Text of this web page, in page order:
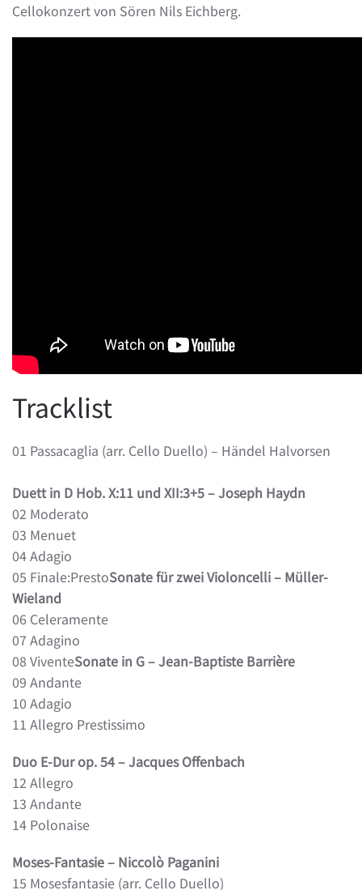
Cellokonzert von Sören Nils Eichberg.
Tracklist
01 Passacaglia (arr. Cello Duello) – Händel Halvorsen
Duett in D Hob. X:11 und XII:3+5 – Joseph Haydn
02 Moderato
03 Menuet
04 Adagio
05 Finale:PrestoSonate für zwei Violoncelli – Müller-
Wieland
06 Celeramente
07 Adagino
08 ViventeSonate in G – Jean-Baptiste Barrière
09 Andante
10 Adagio
11 Allegro Prestissimo
Duo E-Dur op. 54 – Jacques Offenbach
12 Allegro
13 Andante
14 Polonaise
Moses-Fantasie – Niccolò Paganini
15 Mosesfantasie (arr. Cello Duello)